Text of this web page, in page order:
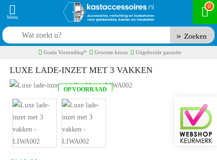
0
Zoeken
Gratis Verzending* Grootste keuze Uitgebreide garantie
LUXE LADE-INZET MET 3 VAKKEN
OP VOORRAAD